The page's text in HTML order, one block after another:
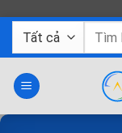
Bỏ
dung
Tìm